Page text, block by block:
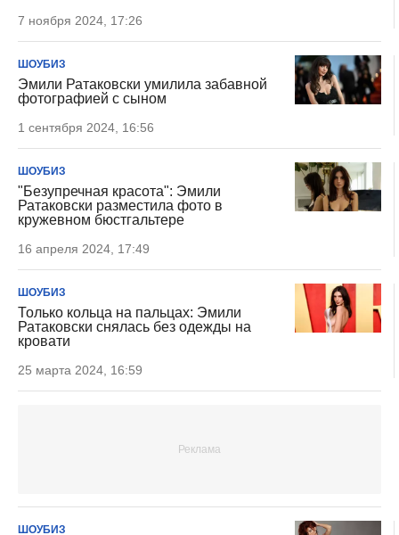
7 ноября 2024, 17:26
ШОУБИЗ
Эмили Ратаковски умилила забавной
фотографией с сыном
1 сентября 2024, 16:56
ШОУБИЗ
"Безупречная красота": Эмили
Ратаковски разместила фото в
кружевном бюстгальтере
16 апреля 2024, 17:49
ШОУБИЗ
Только кольца на пальцах: Эмили
Ратаковски снялась без одежды на
кровати
25 марта 2024, 16:59
ШОУБИЗ